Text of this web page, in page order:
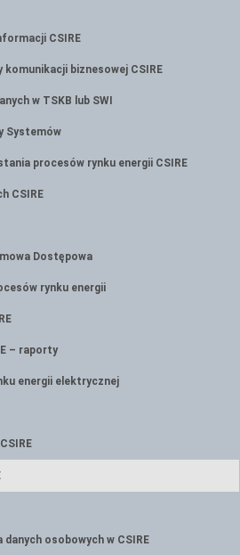
CSIRE
biznesowej CSIRE
w TSKB lub SWI
Systemów
procesów rynku energii CSIRE
CSIRE
Dostępowa
rynku energii
– raporty
energii elektrycznej
osobowych w CSIRE